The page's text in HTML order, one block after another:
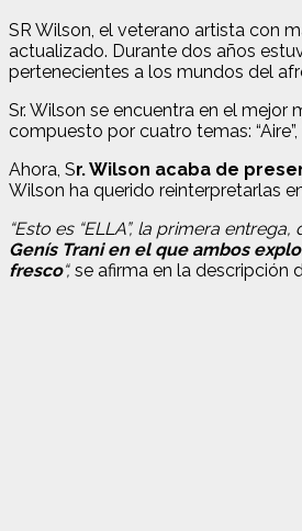
SR Wilson, el veterano artista con
actualizado. Durante dos años
pertenecientes a los mundos del
Sr. Wilson se encuentra en el
compuesto por cuatro temas: “Aire”,
Ahora, Sr. Wilson acaba de
Wilson ha querido reinterpretarlas
“Esto es “ELLA”, la primera
Genís Trani en el que ambos
fresco“, se afirma en la descripción